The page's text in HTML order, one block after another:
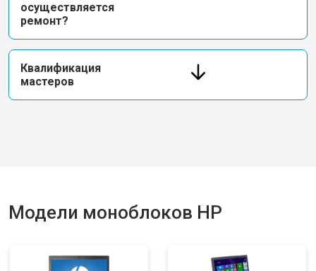
осуществляется
ремонт?
Квалификация
мастеров
Модели моноблоков HP